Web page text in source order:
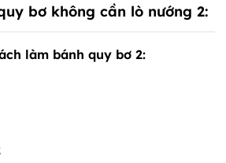
bơ không cần lò nướng 2:
làm bánh quy bơ 2: